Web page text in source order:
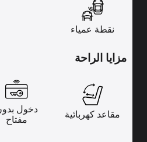
نقطة عمياء
مزايا الراحة
مقاعد كهربائية
دخول
مفتاح